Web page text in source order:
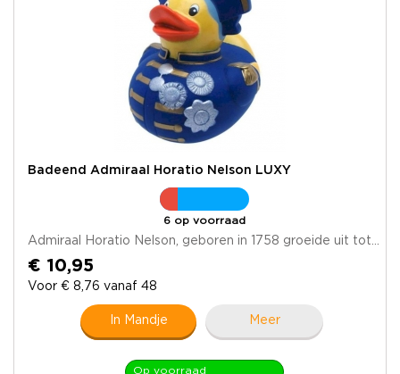
Badeend Admiraal Horatio Nelson LUXY
6 op voorraad
Admiraal Horatio Nelson, geboren in 1758 groeide uit tot...
€ 10,95
Voor € 8,76 vanaf 48
In Mandje Meer
Op voorraad